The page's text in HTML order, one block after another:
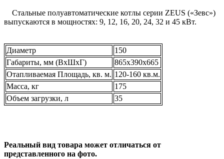
Стальные полуавтоматические котлы серии ZEUS («Зевс»)
выпускаются в мощностях: 9, 12, 16, 20, 24, 32 и 45 кВт.
Диаметр
150
Габариты, мм (ВхШхГ)
865х390х665
Отапливаемая Площадь, кв. м. 120-160 кв.м.
Масса, кг
175
Объем загрузки, л
35
Реальный вид товара может отличаться от
представленного на фото.